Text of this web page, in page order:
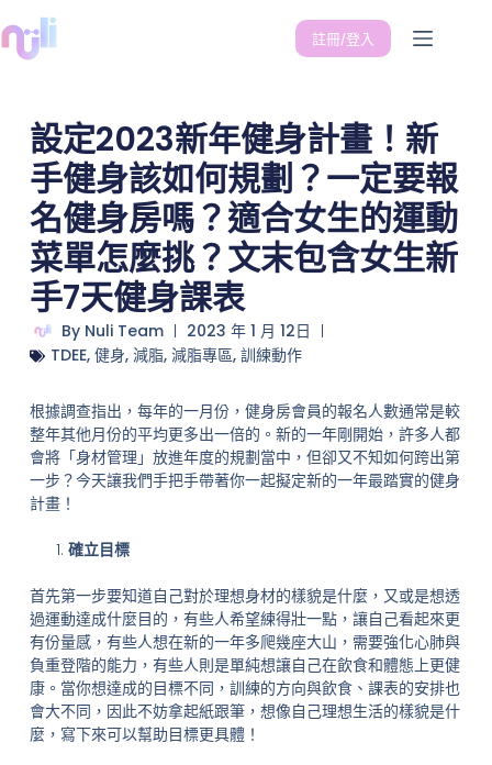
註冊/登入
設定2023新年健身計畫！新
手健身該如何規劃？一定要報
名健身房嗎？適合女生的運動
菜單怎麼挑？文末包含女生新
手7天健身課表
ByNuli Team
2023 年 1 月 12日
TDEE, 健身, 減脂, 減脂專區, 訓練動作
根據調查指出，每年的一月份，健身房會員的報名人數通常是較
整年其他月份的平均更多出一倍的。新的一年剛開始，許多人都
會將「身材管理」放進年度的規劃當中，但卻又不知如何跨出第
一步？今天讓我們手把手帶著你一起擬定新的一年最踏實的健身
計畫！
確立目標
首先第一步要知道自己對於理想身材的樣貌是什麼，又或是想透
過運動達成什麼目的，有些人希望練得壯一點，讓自己看起來更
有份量感，有些人想在新的一年多爬幾座大山，需要強化心肺與
負重登階的能力，有些人則是單純想讓自己在飲食和體態上更健
康。當你想達成的目標不同，訓練的方向與飲食、課表的安排也
會大不同，因此不妨拿起紙跟筆，想像自己理想生活的樣貌是什
麼，寫下來可以幫助目標更具體！